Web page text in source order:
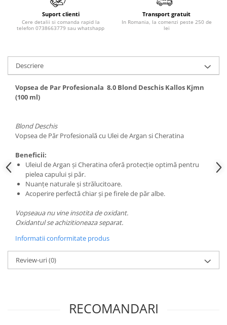
Produse stilizare sprancene
Aplicatoare si pensule machiaj
Accesorii machiaj
Periute de dinti
Pasta de dinti
Apa de gura
Ata dentara
Igiena intima
Tampoane si absorbante
Geluri si deodorante igiena intima
Produse manichiura & pedichiura
Oja si lac de unghii
Accesorii manichiura & pedichiura
Scutece adulti
Seturi cadou
Suport clienti
Cere detalii si comanda rapid la
telefon 0738663779 sau whatshapp
Transport gratuit
In Romania, la comenzi peste 250 de
lei
Descriere
Vopsea de Par Profesionala 8.0 Blond Deschis Kallos Kjmn
(100 ml)
Blond Deschis
Vopsea de Păr Profesională cu Ulei de Argan si Cheratina
Beneficii:
Uleiul de Argan şi Cheratina oferă protecţie optimă pentru
pielea capului şi păr.
Nuanţe naturale şi strălucitoare.
Acoperire perfectă chiar şi pe firele de păr albe.
Vopseaua nu vine insotita de oxidant.
Oxidantul se achizitioneaza separat.
Informatii conformitate produs
Review-uri(0)
RECOMANDARI